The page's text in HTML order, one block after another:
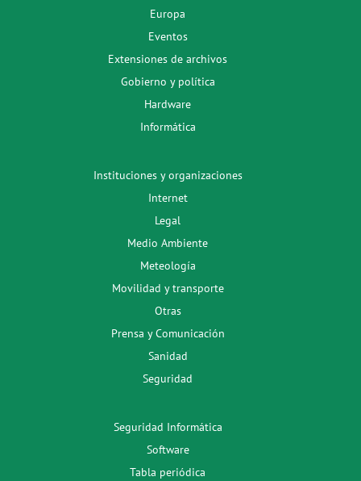
Europa
Eventos
Extensiones de archivos
Gobierno y política
Hardware
Informática
Instituciones y organizaciones
Internet
Legal
Medio Ambiente
Meteología
Movilidad y transporte
Otras
Prensa y Comunicación
Sanidad
Seguridad
Seguridad Informática
Software
Tabla periódica